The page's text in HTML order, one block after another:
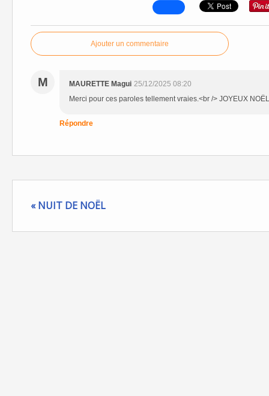
Ajouter un commentaire
M MAURETTE Magui 25/12/2025 08:20
Merci pour ces paroles tellement vraies.<br /> JOYEUX
Répondre
« NUIT DE NOËL